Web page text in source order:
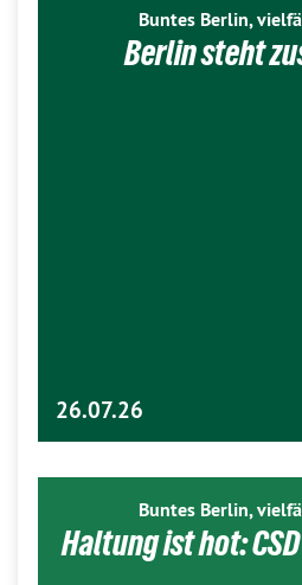
Buntes Berlin,
Berlin steht
26.07.26
Buntes Berlin,
Haltung ist hot: